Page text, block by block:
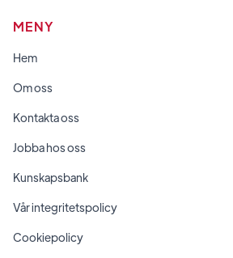
MENY
Hem
Om oss
Kontakta oss
Jobba hos oss
Kunskapsbank
Vår integritetspolicy
Cookiepolicy